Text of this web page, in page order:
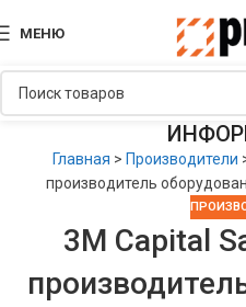
МЕНЮ
Главная > Производители
производитель
3M Capital